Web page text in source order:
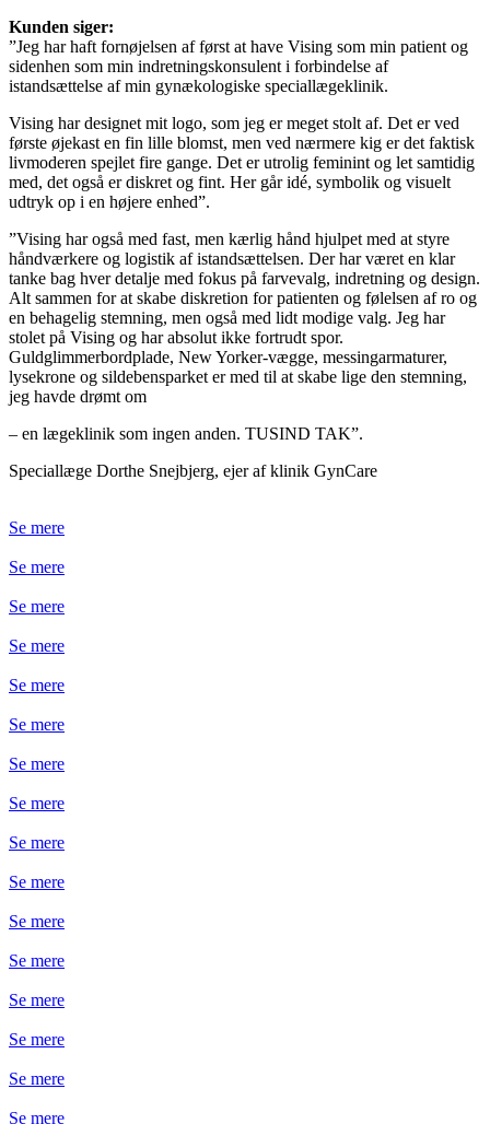
Kunden siger:
”Jeg har haft fornøjelsen af først at have Vising som min patient og
sidenhen som min indretningskonsulent i forbindelse af
istandsættelse af min gynækologiske speciallægeklinik.
Vising har designet mit logo, som jeg er meget stolt af. Det er ved
første øjekast en fin lille blomst, men ved nærmere kig er det faktisk
livmoderen spejlet fire gange. Det er utrolig feminint og let samtidig
med, det også er diskret og fint. Her går idé, symbolik og visuelt
udtryk op i en højere enhed”.
”Vising har også med fast, men kærlig hånd hjulpet med at styre
håndværkere og logistik af istandsættelsen. Der har været en klar
tanke bag hver detalje med fokus på farvevalg, indretning og design.
Alt sammen for at skabe diskretion for patienten og følelsen af ro og
en behagelig stemning, men også med lidt modige valg. Jeg har
stolet på Vising og har absolut ikke fortrudt spor.
Guldglimmerbordplade, New Yorker-vægge, messingarmaturer,
lysekrone og sildebensparket er med til at skabe lige den stemning,
jeg havde drømt om
– en lægeklinik som ingen anden. TUSIND TAK”.
Speciallæge Dorthe Snejbjerg, ejer af klinik GynCare
Se mere
Se mere
Se mere
Se mere
Se mere
Se mere
Se mere
Se mere
Se mere
Se mere
Se mere
Se mere
Se mere
Se mere
Se mere
Se mere